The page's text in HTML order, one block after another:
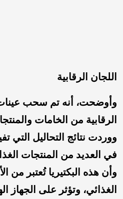
اللجان الرقابية
وأوضحت، أنه تم سحب
الرقابية من الخامات
ووردت نتائج التحاليل التي
في العديد من المنتجات
وأن هذه البكتيريا تُعتبر من
الغذائي، وتؤثر على